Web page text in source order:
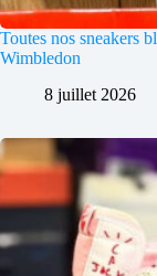
Toutes nos sneakers
Wimbledon
8 juillet 2026